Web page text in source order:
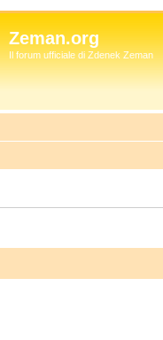
Zeman.org
Il forum ufficiale di Zdenek Zeman